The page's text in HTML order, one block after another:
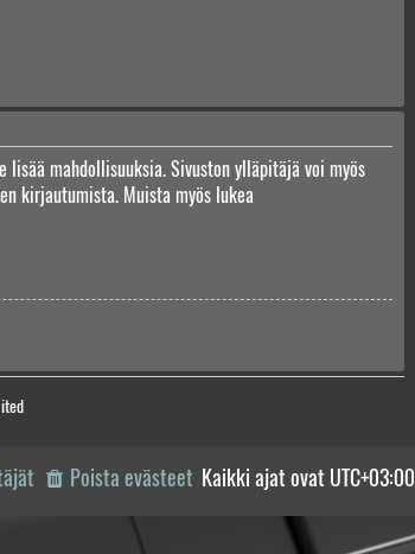
mahdollisuuksia. Sivuston ylläpitäjä voi myös
kirjautumista. Muista myös lukea
Kaikki ajat ovat UTC+03:00
Poista evästeet